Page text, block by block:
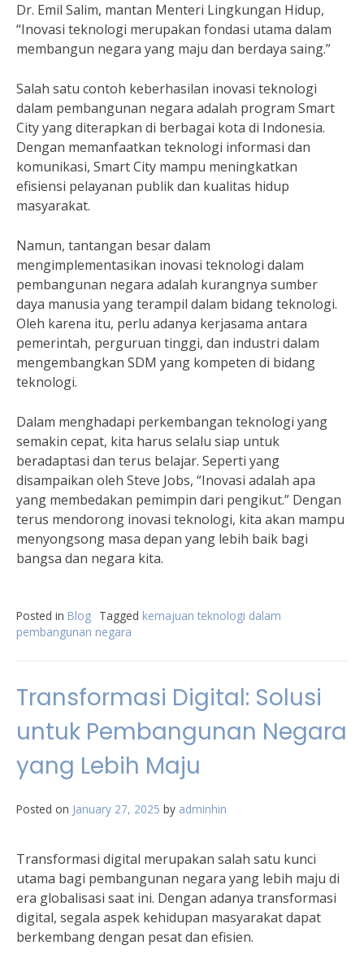
Dr. Emil Salim, mantan Menteri Lingkungan Hidup,
“Inovasi teknologi merupakan fondasi utama dalam
membangun negara yang maju dan berdaya saing.”
Salah satu contoh keberhasilan inovasi teknologi
dalam pembangunan negara adalah program Smart
City yang diterapkan di berbagai kota di Indonesia.
Dengan memanfaatkan teknologi informasi dan
komunikasi, Smart City mampu meningkatkan
efisiensi pelayanan publik dan kualitas hidup
masyarakat.
Namun, tantangan besar dalam
mengimplementasikan inovasi teknologi dalam
pembangunan negara adalah kurangnya sumber
daya manusia yang terampil dalam bidang teknologi.
Oleh karena itu, perlu adanya kerjasama antara
pemerintah, perguruan tinggi, dan industri dalam
mengembangkan SDM yang kompeten di bidang
teknologi.
Dalam menghadapi perkembangan teknologi yang
semakin cepat, kita harus selalu siap untuk
beradaptasi dan terus belajar. Seperti yang
disampaikan oleh Steve Jobs, “Inovasi adalah apa
yang membedakan pemimpin dari pengikut.” Dengan
terus mendorong inovasi teknologi, kita akan mampu
menyongsong masa depan yang lebih baik bagi
bangsa dan negara kita.
Posted in Blog Tagged kemajuan teknologi dalam
pembangunan negara
Transformasi Digital: Solusi
untuk Pembangunan Negara
yang Lebih Maju
Posted on January 27, 2025 by adminhin
Transformasi digital merupakan salah satu kunci
utama bagi pembangunan negara yang lebih maju di
era globalisasi saat ini. Dengan adanya transformasi
digital, segala aspek kehidupan masyarakat dapat
berkembang dengan pesat dan efisien.